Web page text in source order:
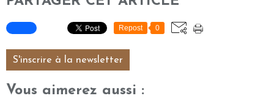
Repost 0
S'inscrire à la newsletter
Vous aimerez aussi :